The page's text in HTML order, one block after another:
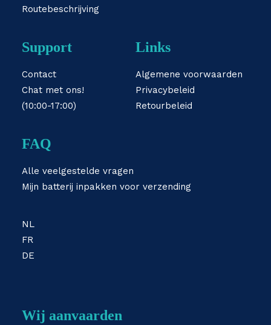
Routebeschrijving
Support
Contact
Chat met ons!
(10:00-17:00)
Links
Algemene voorwaarden
Privacybeleid
Retourbeleid
FAQ
Alle veelgestelde vragen
Mijn batterij inpakken voor verzending
NL
FR
DE
Wij aanvaarden